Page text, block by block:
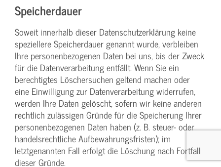
Speicherdauer
Soweit innerhalb dieser Datenschutzerklärung keine
speziellere Speicherdauer genannt wurde, verbleiben
Ihre personenbezogenen Daten bei uns, bis der Zweck
für die Datenverarbeitung entfällt. Wenn Sie ein
berechtigtes Löschersuchen geltend machen oder
eine Einwilligung zur Datenverarbeitung widerrufen,
werden Ihre Daten gelöscht, sofern wir keine anderen
rechtlich zulässigen Gründe für die Speicherung Ihrer
personenbezogenen Daten haben (z. B. steuer- oder
handelsrechtliche Aufbewahrungsfristen); im
letztgenannten Fall erfolgt die Löschung nach Fortfall
dieser Gründe.